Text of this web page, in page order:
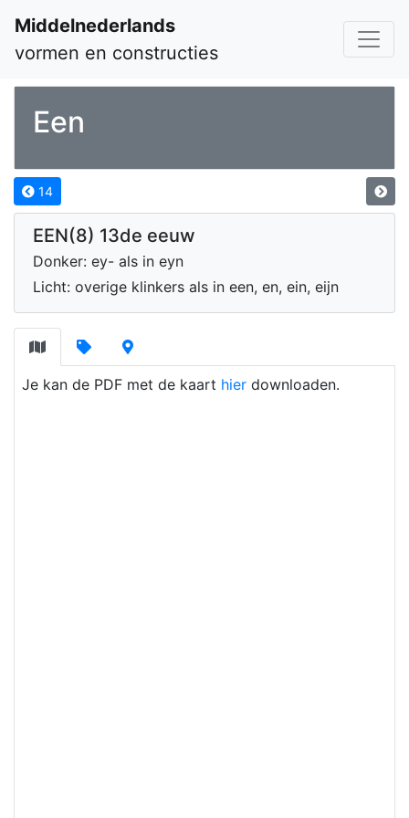
Middelnederlands
vormen en constructies
Een
14
EEN(8) 13de eeuw
Donker: ey- als in eyn
Licht: overige klinkers als in een, en, ein, eijn
Je kan de PDF met de kaart hier downloaden.